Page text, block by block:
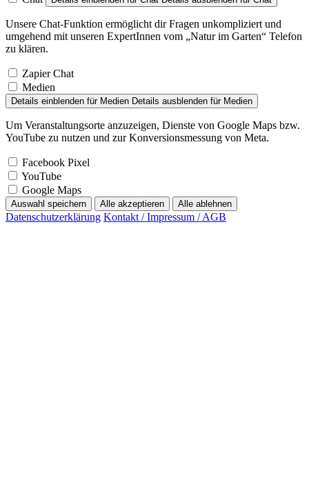
Unsere Chat-Funktion ermöglicht dir Fragen unkompliziert und
umgehend mit unseren ExpertInnen vom „Natur im Garten“ Telefon
zu klären.
Zapier Chat
Medien
Details einblenden für Medien Details ausblenden für Medien
Um Veranstaltungsorte anzuzeigen, Dienste von Google Maps bzw.
YouTube zu nutzen und zur Konversionsmessung von Meta.
Facebook Pixel
YouTube
Google Maps
Auswahl speichern Alle akzeptieren Alle ablehnen
Datenschutzerklärung Kontakt / Impressum / AGB